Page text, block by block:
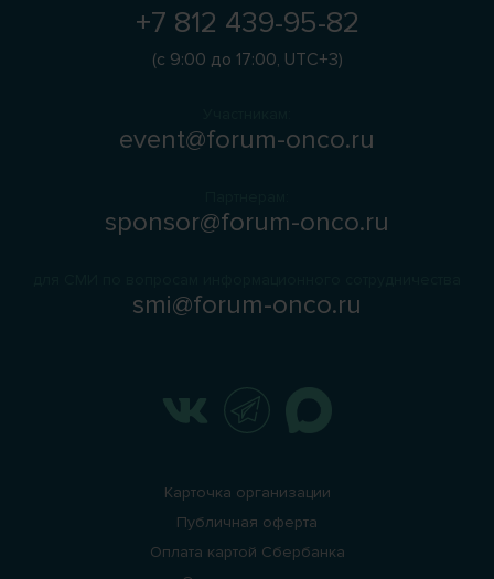
+7 812 439-95-82
(с 9:00 до 17:00, UTC+3)
event@forum-onco.ru
sponsor@forum-onco.ru
smi@forum-onco.ru
Карточка организации
Публичная оферта
Оплата картой Сбербанка